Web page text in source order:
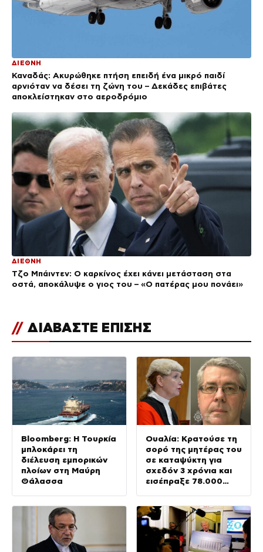
ΔΙΕΘΝΗ
Καναδάς: Ακυρώθηκε πτήση επειδή ένα μικρό παιδί
αρνιόταν να δέσει τη ζώνη του – Δεκάδες επιβάτες
αποκλείστηκαν στο αεροδρόμιο
ΔΙΕΘΝΗ
Τζο Μπάιντεν: Ο καρκίνος έχει κάνει μετάσταση στα
οστά, αποκάλυψε ο γιος του – «Ο πατέρας μου πονάει»
// ΔΙΑΒΑΣΤΕ ΕΠΙΣΗΣ
Bloomberg: Η Τουρκία
μπλοκάρει τη
διέλευση εμπορικών
πλοίων στη Μαύρη
Θάλασσα
Ουαλία: Κρατούσε τη
σορό της μητέρας του
σε καταψύκτη για
σχεδόν 3 χρόνια και
εισέπραξε 78.000